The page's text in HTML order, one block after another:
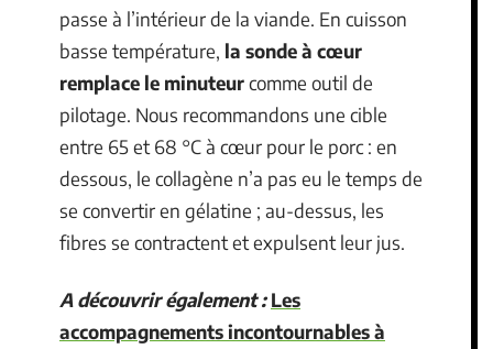
passe à l’intérieur de la viande. En cuisson
basse température, la sonde à cœur
remplace le minuteurcomme outil de
pilotage. Nous recommandons une cible
entre 65 et 68 °C à cœur pour le porc : en
dessous, le collagène n’a pas eu le temps de
se convertir en gélatine ; au-dessus, les
fibres se contractent et expulsent leur jus.
A découvrir également : Les
accompagnements incontournables à